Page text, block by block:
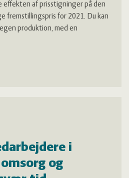
effekten af prisstigninger på den
fremstillingspris for 2021. Du kan
produktion, med en
i
og